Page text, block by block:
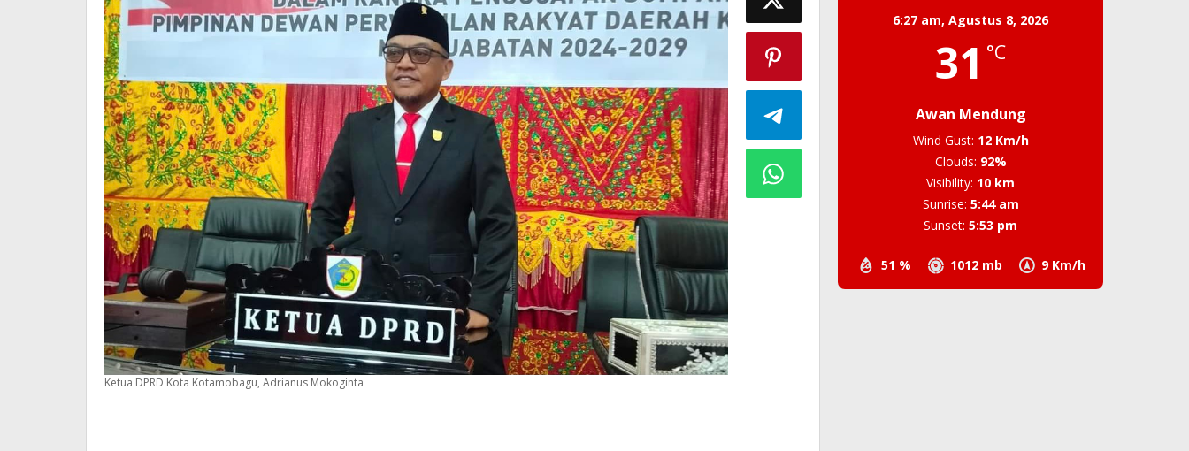
Ketua DPRD Kota Kotamobagu, Adrianus Mokoginta
6:27 am,Agustus 8, 2026
31 °C
Awan Mendung
51 % 1012 mb 9 Km/h
Wind Gust: 12 Km/h
Clouds: 92%
Visibility: 10 km
Sunrise: 5:44 am
Sunset: 5:53 pm